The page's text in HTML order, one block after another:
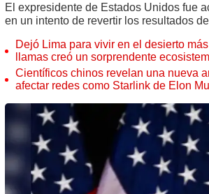
El expresidente de Estados Unidos fue
en un intento de revertir los resultados
Dejó Lima para vivir en el desierto
llamas creó un sorprendente
Científicos chinos revelan una nueva
afectar redes como Starlink de Elon